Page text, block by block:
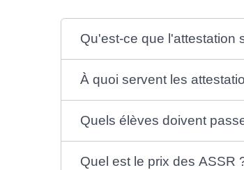
Qu'est-ce que l'attestation
À quoi servent les
Quels élèves doivent
Quel est le prix des ASSR